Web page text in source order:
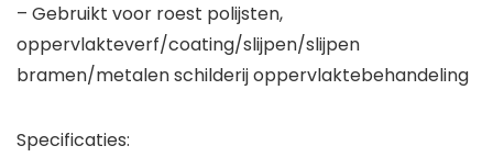
– Gebruikt voor roest polijsten,
oppervlakteverf/coating/slijpen/slijpen
bramen/metalen schilderij oppervlaktebehandeling
Specificaties: